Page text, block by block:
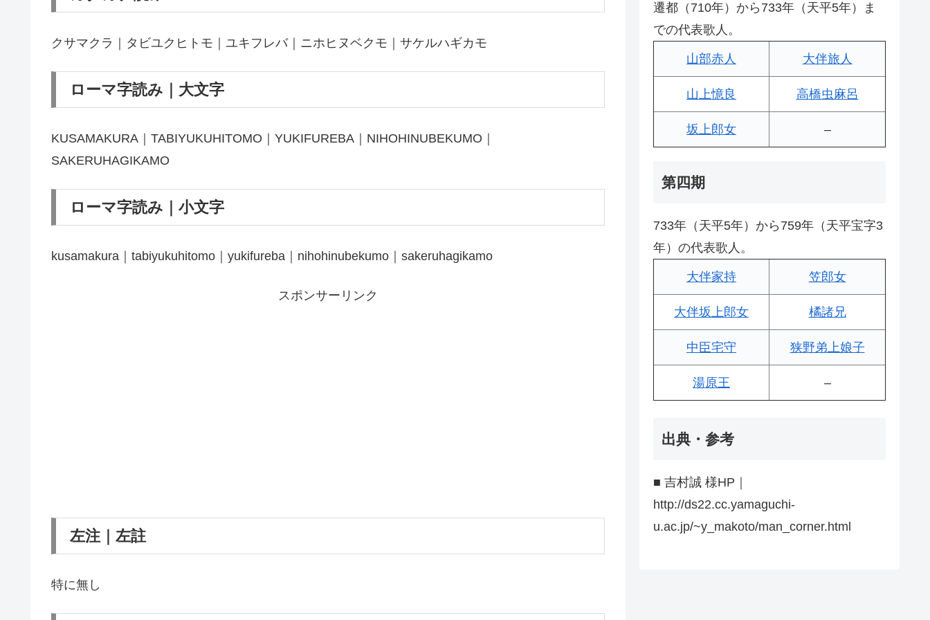
クサマクラ｜タビユクヒトモ｜ユキフレバ｜ニホヒヌベクモ｜サケルハギカモ
ローマ字読み｜大文字
KUSAMAKURA｜TABIYUKUHITOMO｜YUKIFUREBA｜NIHOHINUBEKUMO｜
SAKERUHAGIKAMO
ローマ字読み｜小文字
kusamakura｜tabiyukuhitomo｜yukifureba｜nihohinubekumo｜sakeruhagikamo
スポンサーリンク
左注｜左註
特に無し
遷都（710年）から733年（天平5年）ま
での代表歌人。
山部赤人 大伴旅人
山上憶良 高橋虫麻呂
坂上郎女 –
第四期
733年（天平5年）から759年（天平宝字3
年）の代表歌人。
大伴家持 笠郎女
大伴坂上郎女 橘諸兄
中臣宅守 狭野弟上娘子
湯原王 –
出典・参考
■ 吉村誠 様HP｜
http://ds22.cc.yamaguchi-
u.ac.jp/~y_makoto/man_corner.html